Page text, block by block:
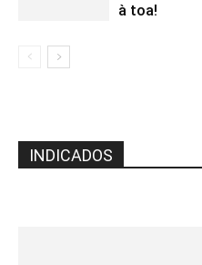
à toa!
INDICADOS